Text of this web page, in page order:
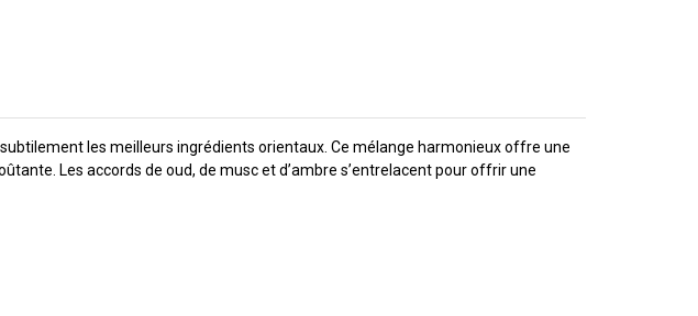
les meilleurs ingrédients orientaux. Ce mélange harmonieux offre une
Les accords de oud, de musc et d’ambre s’entrelacent pour offrir une